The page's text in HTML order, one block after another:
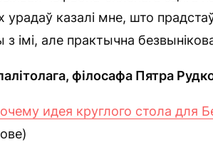
урадаў казалі мне, што
з імі, але практычна
філосафа Пятра
идея круглого стола для